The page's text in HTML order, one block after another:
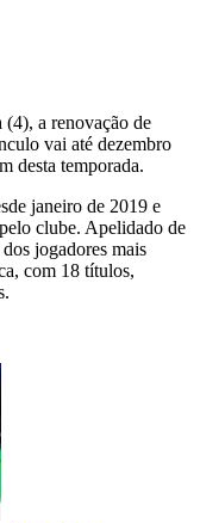
(4), a renovação de
vai até dezembro
desta temporada.
janeiro de 2019 e
clube. Apelidado de
jogadores mais
com 18 títulos,